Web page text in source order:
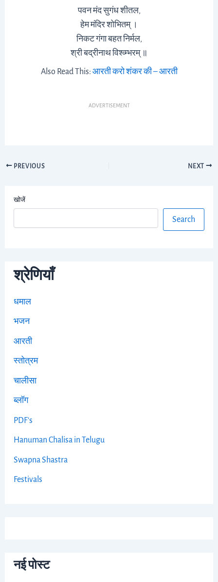
पवन मंद सुगंध शीतल,
हेम मंदिर शोभितम् ।
निकट गंगा बहत निर्मल,
श्री बद्रीनाथ विश्व्म्भरम् ॥
Also Read This: आरती करो शंकर की – आरती
ADVERTISEMENT
PREVIOUS NEXT
खोजें
Search
श्रेणियाँ
धमाल
भजन
आरती
स्तोत्रम
चालीसा
ब्लॉग
PDF's
Hanuman Chalisa in Telugu
Swapna Shastra
Festivals
नई पोस्ट